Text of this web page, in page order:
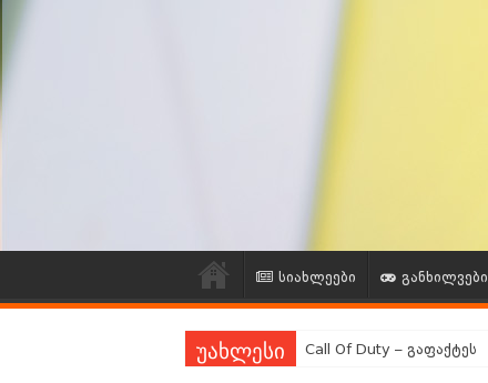
სიახლეები განხილვები
უახლესი Call Of Duty – გაფაქტეს